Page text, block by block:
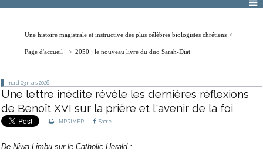
Une histoire magistrale et instructive des plus célèbres biologistes chrétiens
Page d'accueil 2050 : le nouveau livre du duo Sarah-Diat
mardi 03 mars 2026
Une lettre inédite révèle les dernières réflexions
de Benoît XVI sur la prière et l'avenir de la foi
IMPRIMER Share
De Niwa Limbu sur le Catholic Herald: